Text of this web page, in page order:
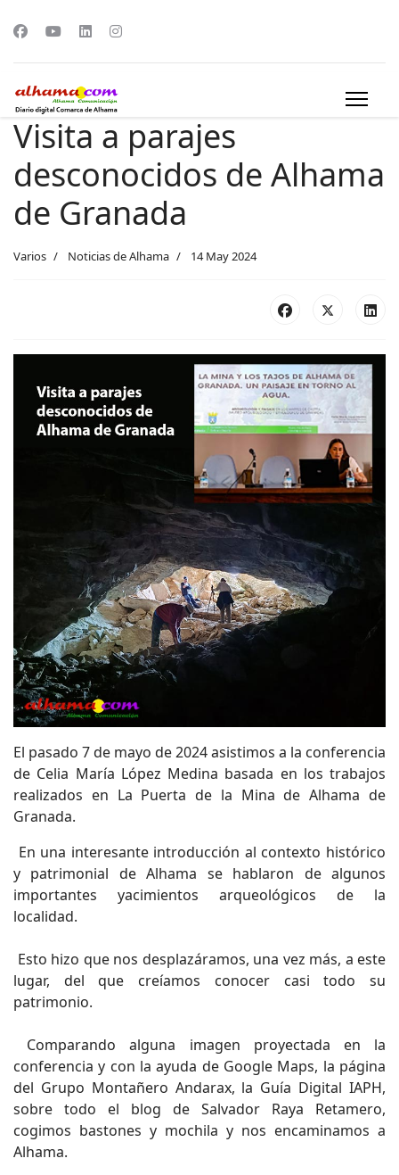
Visita a parajes
desconocidos de Alhama
de Granada
Varios Noticias de Alhama 14 May 2024
El pasado 7 de mayo de 2024 asistimos a la conferencia
de Celia María López Medina basada en los trabajos
realizados en La Puerta de la Mina de Alhama de
Granada.
En una interesante introducción al contexto histórico
y patrimonial de Alhama se hablaron de algunos
importantes yacimientos arqueológicos de la
localidad.
Esto hizo que nos desplazáramos, una vez más, a este
lugar, del que creíamos conocer casi todo su
patrimonio.
Comparando alguna imagen proyectada en la
conferencia y con la ayuda de Google Maps, la página
del Grupo Montañero Andarax, la Guía Digital IAPH,
sobre todo el blog de Salvador Raya Retamero,
cogimos bastones y mochila y nos encaminamos a
Alhama.